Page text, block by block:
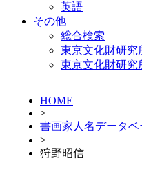
英語
その他
総合検索
東京文化財研究
東京文化財研究
HOME
>
書画家人名データベ
>
狩野昭信